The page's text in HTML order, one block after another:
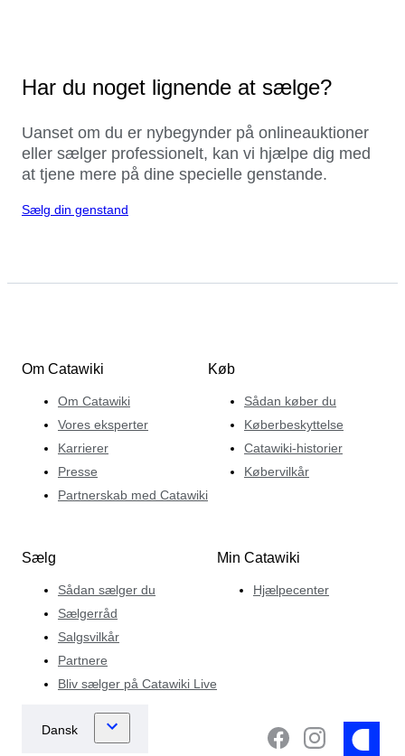
Har du noget lignende at sælge?
Uanset om du er nybegynder på onlineauktioner
eller sælger professionelt, kan vi hjælpe dig med
at tjene mere på dine specielle genstande.
Sælg din genstand
Om Catawiki
Om Catawiki
Vores eksperter
Karrierer
Presse
Partnerskab med Catawiki
Køb
Sådan køber du
Køberbeskyttelse
Catawiki-historier
Købervilkår
Sælg
Sådan sælger du
Sælgerråd
Salgsvilkår
Partnere
Bliv sælger på Catawiki Live
Min Catawiki
Hjælpecenter